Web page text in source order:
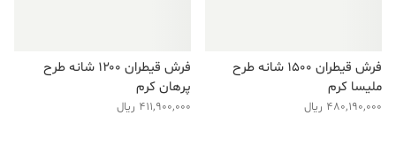
فرش قیطران ۱۵۰۰ شانه طرح
ملیسا کرم
480,190,000 ریال
فرش قیطران ۱۲۰۰ شانه طرح
پرهان کرم
411,900,000 ریال